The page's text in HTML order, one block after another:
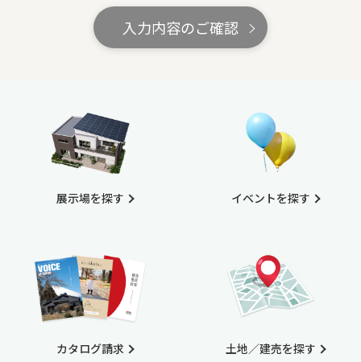
入力内容のご確認
展示場を探す
カタログ請求
イベントを探す
土地／建売を探す